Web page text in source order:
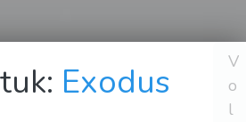
Exodus
V
o
l